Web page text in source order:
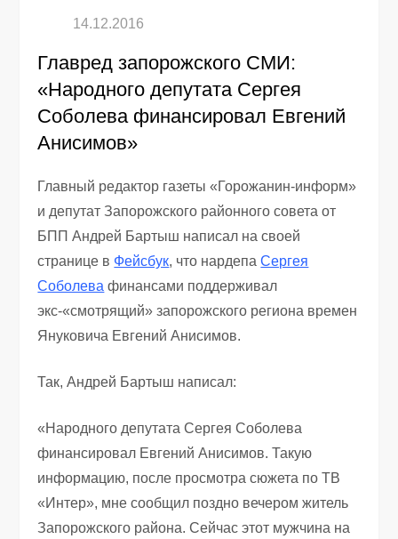
Главред запорожского СМИ:
«Народного депутата Сергея
Соболева финансировал Евгений
Анисимов»
Главный редактор газеты «Горожанин-информ»
и депутат Запорожского районного совета от
БПП Андрей Бартыш написал на своей
странице в Фейсбук, что нардепаСергея
Соболева финансами поддерживал
экс-«смотрящий» запорожского региона времен
Януковича Евгений Анисимов.
Так, Андрей Бартыш написал:
«Народного депутата Сергея Соболева
финансировал Евгений Анисимов. Такую
информацию, после просмотра сюжета по ТВ
«Интер», мне сообщил поздно вечером житель
Запорожского района. Сейчас этот мужчина на